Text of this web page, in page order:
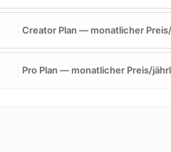
Creator Plan — monatlicher
Pro Plan — monatlicher Preis/